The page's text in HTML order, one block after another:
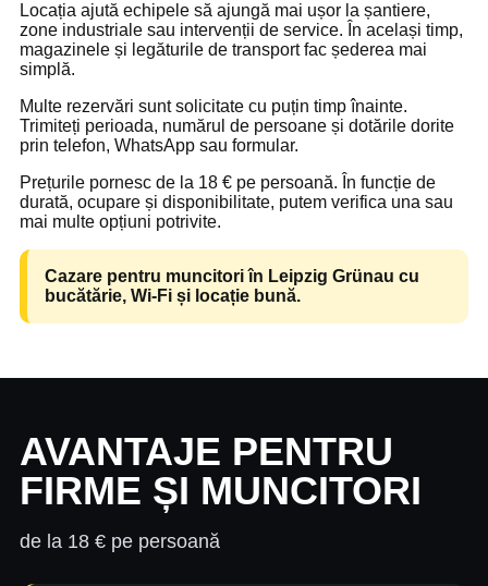
Locația ajută echipele să ajungă mai ușor la șantiere,
zone industriale sau intervenții de service. În același timp,
magazinele și legăturile de transport fac șederea mai
simplă.
Multe rezervări sunt solicitate cu puțin timp înainte.
Trimiteți perioada, numărul de persoane și dotările dorite
prin telefon, WhatsApp sau formular.
Prețurile pornesc de la 18 € pe persoană. În funcție de
durată, ocupare și disponibilitate, putem verifica una sau
mai multe opțiuni potrivite.
Cazare pentru muncitori în Leipzig Grünau cu
bucătărie, Wi-Fi și locație bună.
AVANTAJE PENTRU
FIRME ȘI MUNCITORI
de la 18 € pe persoană